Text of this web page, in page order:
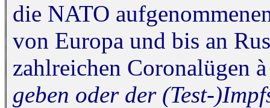
die NATO
von Europa und bis an
zahlreichen Coronalügen
geben oder der (Test-